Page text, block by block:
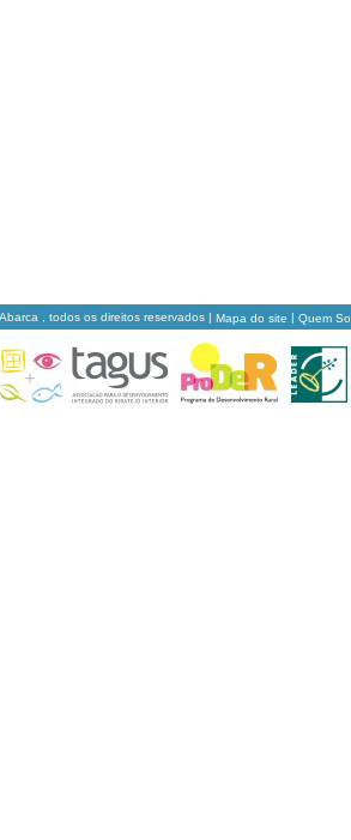
, todos os direitos reservados | Mapa do site | Quem